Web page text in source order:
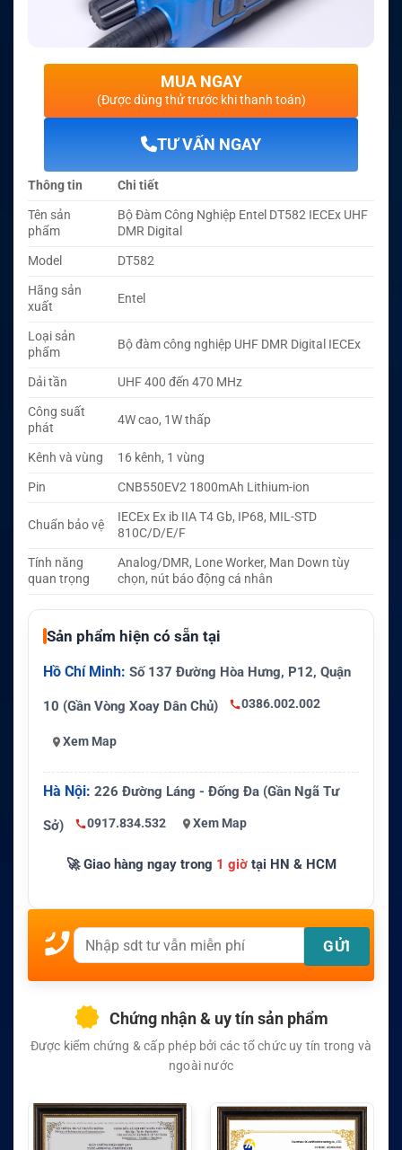
MUA NGAY
(Được dùng thử trước khi thanh toán)
TƯ VẤN NGAY
Thông tin
Chi tiết
Tên sản
phẩm
Bộ Đàm Công Nghiệp Entel DT582 IECEx UHF
DMR Digital
Model
DT582
Hãng sản
xuất
Entel
Loại sản
phẩm
Bộ đàm công nghiệp UHF DMR Digital IECEx
Dải tần
UHF 400 đến 470 MHz
Công suất
phát
4W cao, 1W thấp
Kênh và vùng
16 kênh, 1 vùng
Pin
CNB550EV2 1800mAh Lithium-ion
Chuẩn bảo vệ
IECEx Ex ib IIA T4 Gb, IP68, MIL-STD
810C/D/E/F
Tính năng
quan trọng
Analog/DMR, Lone Worker, Man Down tùy
chọn, nút báo động cá nhân
Sản phẩm hiện có sẵn tại
Hồ Chí Minh: Số 137 Đường Hòa Hưng, P12, Quận
10 (Gần Vòng Xoay Dân Chủ) 0386.002.002
Xem Map
Hà Nội: 226 Đường Láng - Đống Đa (Gần Ngã Tư
Sở) 0917.834.532 Xem Map
🚀 Giao hàng ngay trong 1 giờtại HN & HCM
Chứng nhận & uy tín sản phẩm
Được kiểm chứng & cấp phép bởi các tổ chức uy tín trong và
ngoài nước